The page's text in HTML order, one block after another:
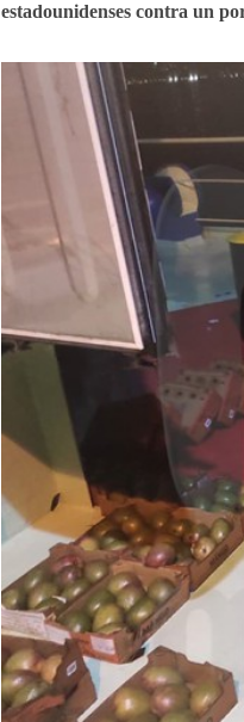
estadounidenses contra un